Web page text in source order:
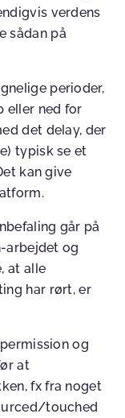
verdens
sådan på
perioder,
eller ned for
det delay, der
typisk se et
kan give
går på
arbejdet og
at alle
har rørt, er
og
at
fx fra noget
touched